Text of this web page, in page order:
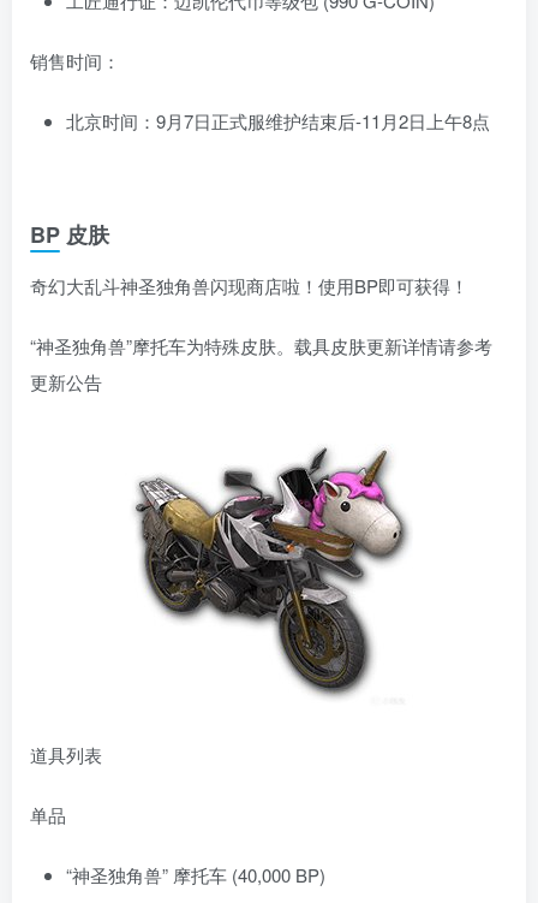
销售时间：
北京时间：9月7日正式服维护结束后-11月2日上午8点
BP 皮肤
奇幻大乱斗神圣独角兽闪现商店啦！使用BP即可获得！
“神圣独角兽”摩托车为特殊皮肤。载具皮肤更新详情请参考
更新公告
道具列表
单品
“神圣独角兽” 摩托车 (40,000 BP)